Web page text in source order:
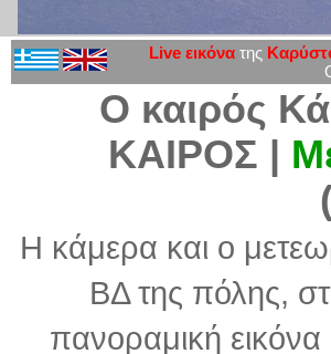
Live εικόνατης
Ο καιρός
ΚΑΙΡΟΣ |
Η κάμερα και ο
ΒΔ της πόλης,
πανοραμική